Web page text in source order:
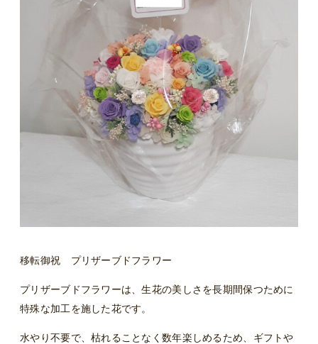
移転御祝 プリザーブドフラワー
プリザーブドフラワーは、生花の美しさを長期間保つために
特殊な加工を施した花です。
水やり不要で、枯れることなく数年楽しめるため、ギフトや